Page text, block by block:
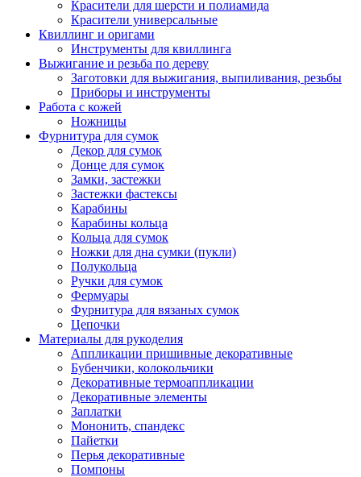
Красители для шерсти и полиамида
Красители универсальные
Квиллинг и оригами
Инструменты для квиллинга
Выжигание и резьба по дереву
Заготовки для выжигания, выпиливания, резьбы
Приборы и инструменты
Работа с кожей
Ножницы
Фурнитура для сумок
Декор для сумок
Донце для сумок
Замки, застежки
Застежки фастексы
Карабины
Карабины кольца
Кольца для сумок
Ножки для дна сумки (пукли)
Полукольца
Ручки для сумок
Фермуары
Фурнитура для вязаных сумок
Цепочки
Материалы для рукоделия
Аппликации пришивные декоративные
Бубенчики, колокольчики
Декоративные термоаппликации
Декоративные элементы
Заплатки
Мононить, спандекс
Пайетки
Перья декоративные
Помпоны